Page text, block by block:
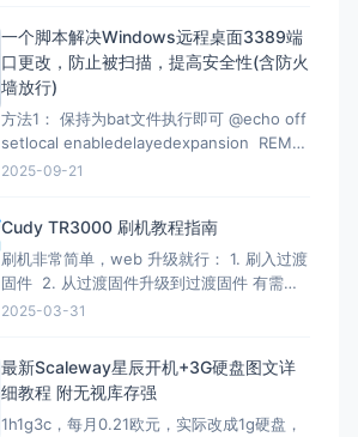
要求写一份，于是有了本文。 注意：采集类
的代码都有时效性，使用时注意甄别，当前
测试有效时间为2026-07-02 12：07
一个脚本解决Windows远程桌面3389端
口更改，防止被扫描，提高安全性(含防火
墙放行)
方法1： 保持为bat文件执行即可 @echo off
setlocal enabledelayedexpansion REM
Verify administrator privileges net
2025-09-21
Cudy TR3000 刷机教程指南
刷机非常简单，web 升级就行： 1. 刷入过渡
固件 2. 从过渡固件升级到过渡固件 有需要
刷回原厂固件的记得先备份 FIP 分区！ FIP
（不保留配置）：openwrt-mediatek-
filogic-cudy_tr3000-v1-squas
2025-03-31
最新Scaleway星辰开机+3G硬盘图文详
细教程 附无视库存强
1h1g3c，每月0.21欧元，实际改成1g硬盘，